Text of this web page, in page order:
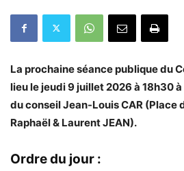
La prochaine séance publique du
lieu le jeudi 9 juillet 2026 à 18h30 à
du conseil Jean-Louis CAR (Place
Raphaël & Laurent JEAN).
Ordre du jour :